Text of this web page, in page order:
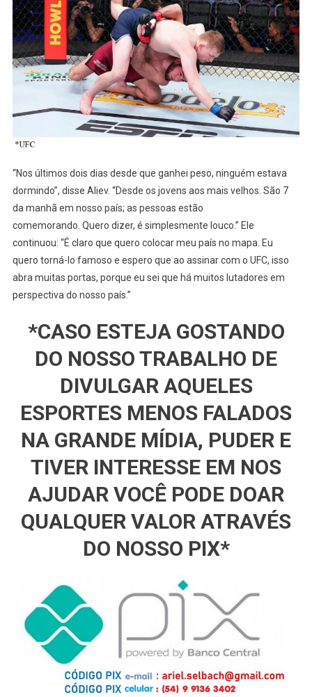
“Nos últimos dois dias desde que ganhei peso, ninguém estava
dormindo”, disse Aliev. “Desde os jovens aos mais velhos. São 7
da manhã em nosso país; as pessoas estão
comemorando. Quero dizer, é simplesmente louco.” Ele
continuou: “É claro que quero colocar meu país no mapa. Eu
quero torná-lo famoso e espero que ao assinar com o UFC, isso
abra muitas portas, porque eu sei que há muitos lutadores em
perspectiva do nosso país.”
*CASO ESTEJA GOSTANDO
DO NOSSO TRABALHO DE
DIVULGAR AQUELES
ESPORTES MENOS FALADOS
NA GRANDE MÍDIA, PUDER E
TIVER INTERESSE EM NOS
AJUDAR VOCÊ PODE DOAR
QUALQUER VALOR ATRAVÉS
DO NOSSO PIX*